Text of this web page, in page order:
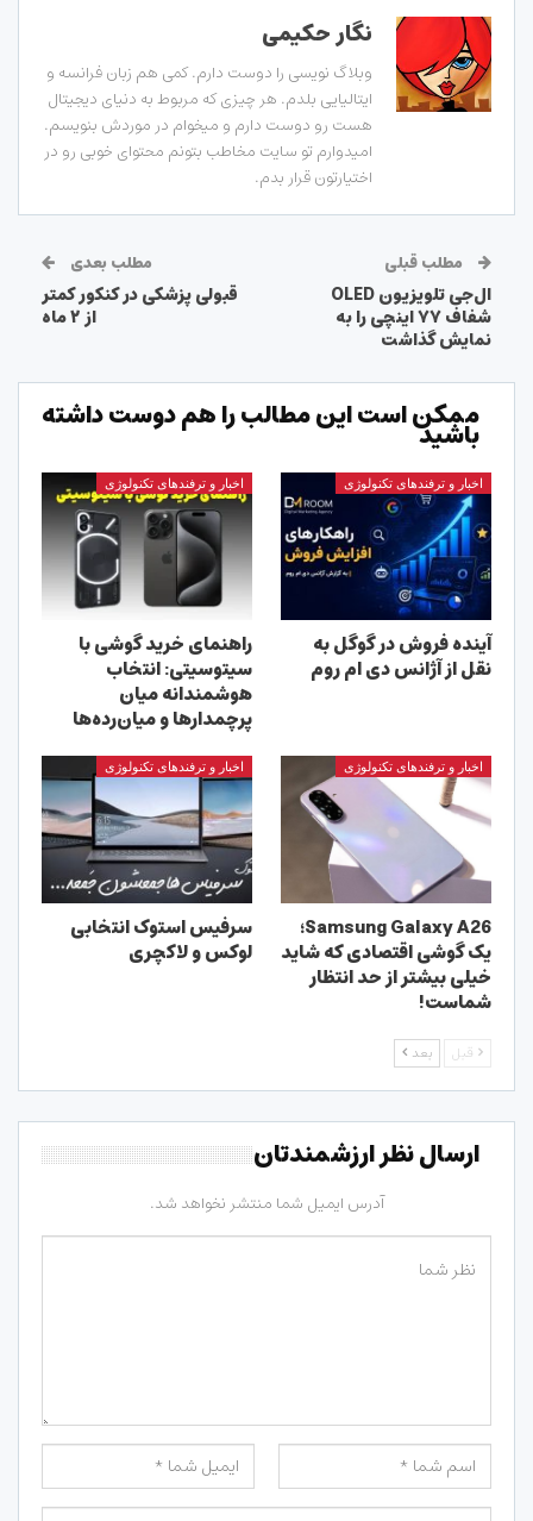
نگار حکیمی
وبلاگ نویسی را دوست دارم. کمی هم زبان فرانسه و
ایتالیایی بلدم. هر چیزی که مربوط به دنیای دیجیتال
هست رو دوست دارم و میخوام در موردش بنویسم.
امیدوارم تو سایت مخاطب بتونم محتوای خوبی رو در
اختیارتون قرار بدم.
مطلب قبلی
ال‌جی تلویزیون OLED
شفاف ۷۷ اینچی را به
نمایش گذاشت
مطلب بعدی
قبولی پزشکی در کنکور کمتر
از ۲ ماه
ممکن است این مطالب را هم دوست داشته
باشید
اخبار و ترفندهای تکنولوژی
آینده فروش در گوگل به
نقل از آژانس دی ام روم
اخبار و ترفندهای تکنولوژی
راهنمای خرید گوشی با
سیتوسیتی: انتخاب
هوشمندانه میان
پرچمدارها و میان‌رده‌ها
اخبار و ترفندهای تکنولوژی
Samsung Galaxy A26؛
یک گوشی اقتصادی که شاید
خیلی بیشتر از حد انتظار
شماست!
اخبار و ترفندهای تکنولوژی
سرفیس استوک انتخابی
لوکس و لاکچری
قبل بعد
ارسال نظر ارزشمندتان
آدرس ایمیل شما منتشر نخواهد شد.